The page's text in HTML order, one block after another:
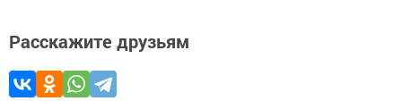
Расскажите друзьям